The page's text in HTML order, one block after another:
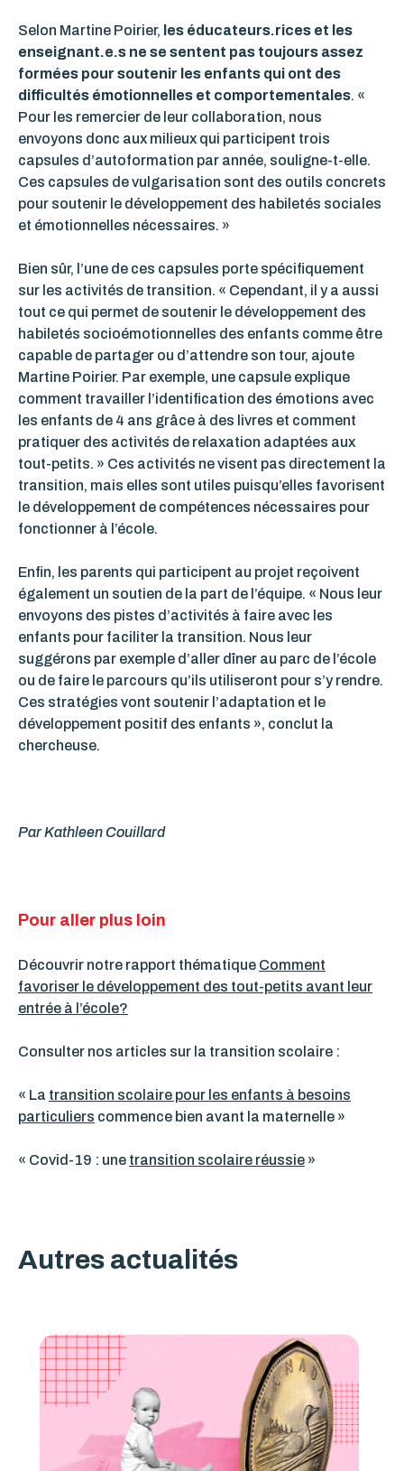
Selon Martine Poirier, les éducateurs.rices et les
enseignant.e.s ne se sentent pas toujours assez
formées pour soutenir les enfants qui ont des
difficultés émotionnelles et comportementales. «
Pour les remercier de leur collaboration, nous
envoyons donc aux milieux qui participent trois
capsules d’autoformation par année, souligne-t-elle.
Ces capsules de vulgarisation sont des outils concrets
pour soutenir le développement des habiletés sociales
et émotionnelles nécessaires. »
Bien sûr, l’une de ces capsules porte spécifiquement
sur les activités de transition. « Cependant, il y a aussi
tout ce qui permet de soutenir le développement des
habiletés socioémotionnelles des enfants comme être
capable de partager ou d’attendre son tour, ajoute
Martine Poirier. Par exemple, une capsule explique
comment travailler l’identification des émotions avec
les enfants de 4 ans grâce à des livres et comment
pratiquer des activités de relaxation adaptées aux
tout-petits. » Ces activités ne visent pas directement la
transition, mais elles sont utiles puisqu’elles favorisent
le développement de compétences nécessaires pour
fonctionner à l’école.
Enfin, les parents qui participent au projet reçoivent
également un soutien de la part de l’équipe. « Nous leur
envoyons des pistes d’activités à faire avec les
enfants pour faciliter la transition. Nous leur
suggérons par exemple d’aller dîner au parc de l’école
ou de faire le parcours qu’ils utiliseront pour s’y rendre.
Ces stratégies vont soutenir l’adaptation et le
développement positif des enfants », conclut la
chercheuse.
Par Kathleen Couillard
Pour aller plus loin
Découvrir notre rapport thématique Comment
favoriser le développement des tout-petits avant leur
entrée à l’école?
Consulter nos articles sur la transition scolaire :
« La transition scolaire pour les enfants à besoins
particuliers commence bien avant la maternelle »
« Covid-19 : une transition scolaire réussie »
Autres actualités